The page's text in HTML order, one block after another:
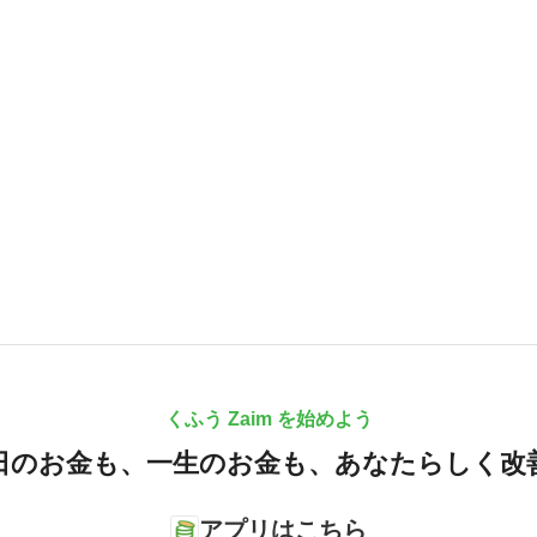
くふう Zaim を始めよう
のお金も、 一生のお金も、 あなたらしく改
アプリはこちら